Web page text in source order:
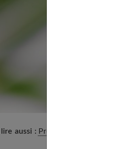
lire aussi : Prendre soin de toute la